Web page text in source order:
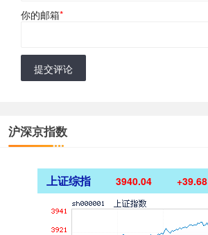
你的邮箱*
提交评论
沪深京指数
上证综指 3940.04 +39.68